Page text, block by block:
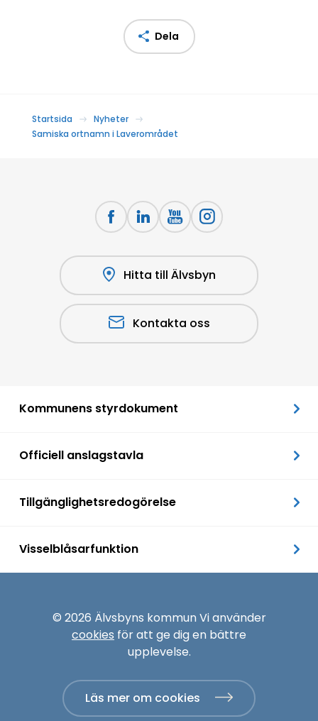
Dela
Startsida
Nyheter
Samiska ortnamn i Laverområdet
Hitta till Älvsbyn
Kontakta oss
Kommunens styrdokument
Officiell anslagstavla
Tillgänglighetsredogörelse
Visselblåsarfunktion
© 2026 Älvsbyns kommun Vi använder
cookies för att ge dig en bättre
upplevelse.
Läs mer om cookies